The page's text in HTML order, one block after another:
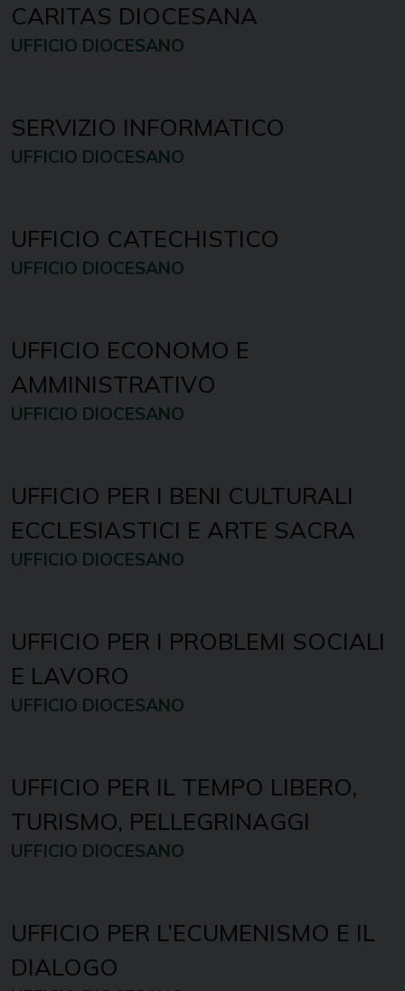
CARITAS DIOCESANA
UFFICIO DIOCESANO
SERVIZIO INFORMATICO
UFFICIO DIOCESANO
UFFICIO CATECHISTICO
UFFICIO DIOCESANO
UFFICIO ECONOMO E
AMMINISTRATIVO
UFFICIO DIOCESANO
UFFICIO PER I BENI CULTURALI
ECCLESIASTICI E ARTE SACRA
UFFICIO DIOCESANO
UFFICIO PER I PROBLEMI SOCIALI
E LAVORO
UFFICIO DIOCESANO
UFFICIO PER IL TEMPO LIBERO,
TURISMO, PELLEGRINAGGI
UFFICIO DIOCESANO
UFFICIO PER L’ECUMENISMO E IL
DIALOGO